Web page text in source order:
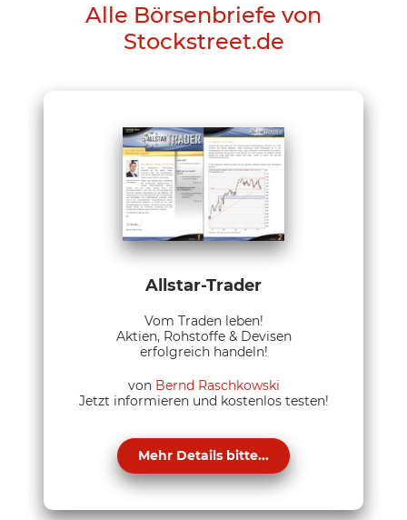
Alle Börsenbriefe von
Stockstreet.de
Allstar-Trader
Vom Traden leben!
Aktien, Rohstoffe & Devisen
erfolgreich handeln!
von Bernd Raschkowski
Jetzt informieren und kostenlos testen!
Mehr Details bitte...